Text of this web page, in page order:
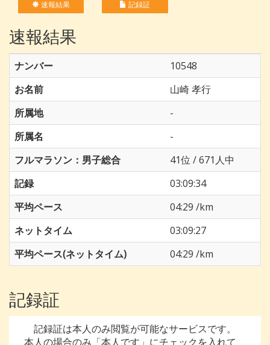
速報結果 記録証
速報結果
ナンバー
10548
お名前
山崎 孝行
所属地
-
所属名
-
フルマラソン：男子総合
41位 / 671人中
記録
03:09:34
平均ペース
04:29 /km
ネットタイム
03:09:27
平均ペース(ネットタイム)
04:29 /km
記録証
記録証は本人のみ閲覧が可能なサービスです。
本人の場合のみ「本人です」にチェックを入れて、